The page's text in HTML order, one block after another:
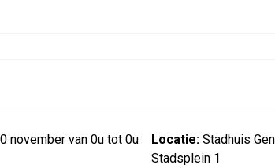
november van 0u tot 0u Locatie: Stadhuis
Stadsplein 1